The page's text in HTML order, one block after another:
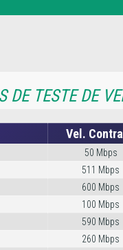
DE TESTE DE
Vel.
50 Mbps
511 Mbps
600 Mbps
100 Mbps
590 Mbps
260 Mbps